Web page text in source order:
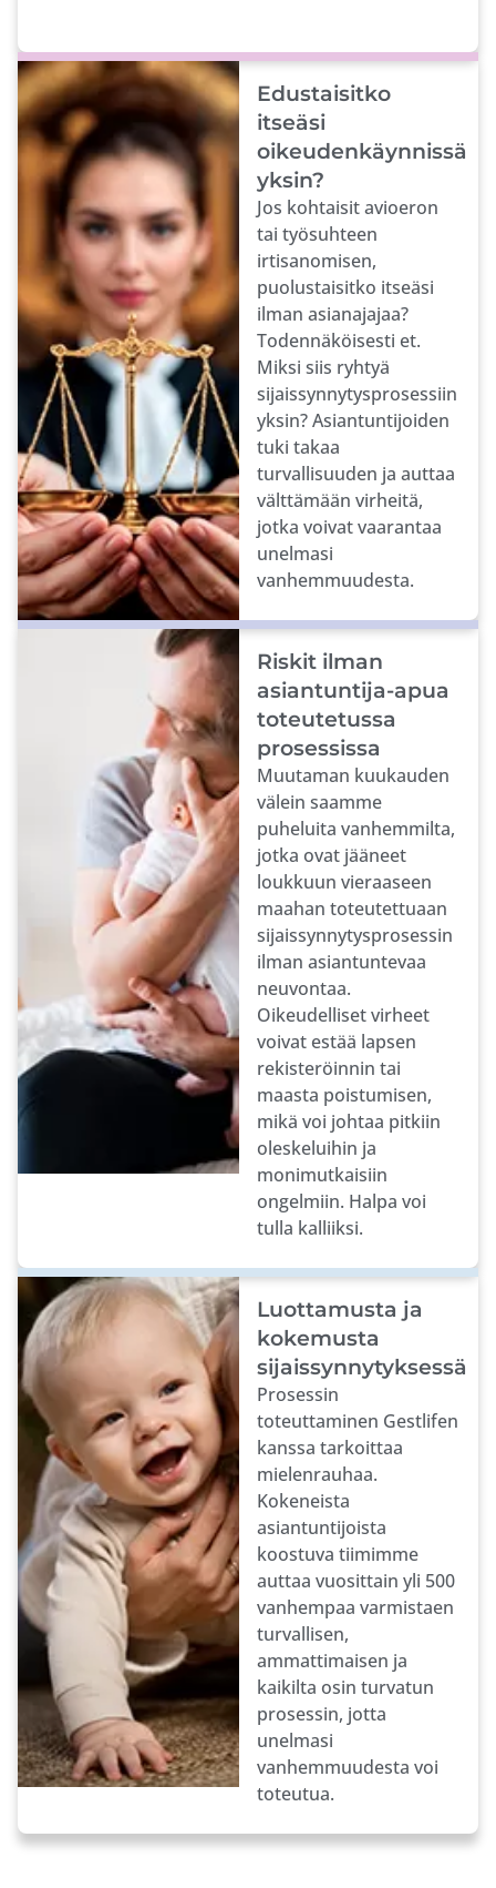
Edustaisitko
itseäsi
oikeudenkäynnissä
yksin?
Jos kohtaisit avioeron
tai työsuhteen
irtisanomisen,
puolustaisitko itseäsi
ilman asianajajaa?
Todennäköisesti et.
Miksi siis ryhtyä
sijaissynnytysprosessiin
yksin? Asiantuntijoiden
tuki takaa
turvallisuuden ja auttaa
välttämään virheitä,
jotka voivat vaarantaa
unelmasi
vanhemmuudesta.
Riskit ilman
asiantuntija-apua
toteutetussa
prosessissa
Muutaman kuukauden
välein saamme
puheluita vanhemmilta,
jotka ovat jääneet
loukkuun vieraaseen
maahan toteutettuaan
sijaissynnytysprosessin
ilman asiantuntevaa
neuvontaa.
Oikeudelliset virheet
voivat estää lapsen
rekisteröinnin tai
maasta poistumisen,
mikä voi johtaa pitkiin
oleskeluihin ja
monimutkaisiin
ongelmiin. Halpa voi
tulla kalliiksi.
Luottamusta ja
kokemusta
sijaissynnytyksessä
Prosessin
toteuttaminen Gestlifen
kanssa tarkoittaa
mielenrauhaa.
Kokeneista
asiantuntijoista
koostuva tiimimme
auttaa vuosittain yli 500
vanhempaa varmistaen
turvallisen,
ammattimaisen ja
kaikilta osin turvatun
prosessin, jotta
unelmasi
vanhemmuudesta voi
toteutua.